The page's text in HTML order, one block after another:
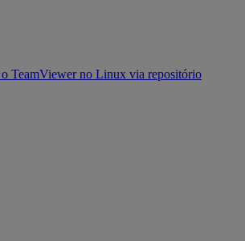
TeamViewer no Linux via repositório